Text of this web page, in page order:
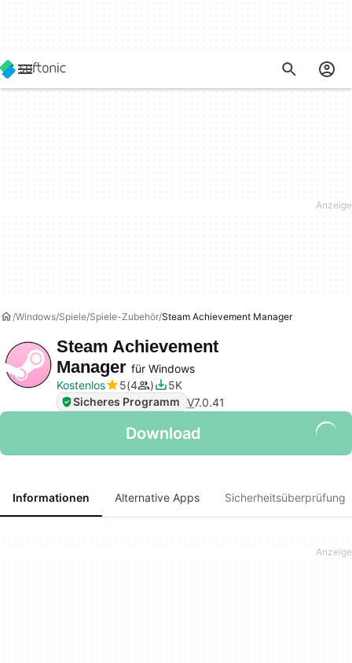
Windows Spiele Spiele-Zubehör Steam Achievement Manager
Steam Achievement
Manager für Windows
Kostenlos
5 4
5K
Sicheres Programm V7.0.41
Download
Informationen Alternative Apps Sicherheitsüberprüfung